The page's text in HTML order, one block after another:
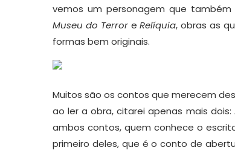
vemos um personagem que
Museu do TerroreRelíquia, obras as
formas bem originais.
Muitos são os contos que merecem
ao ler a obra, citarei apenas mais dois:
ambos contos, quem conhece o
primeiro deles, que é o conto de